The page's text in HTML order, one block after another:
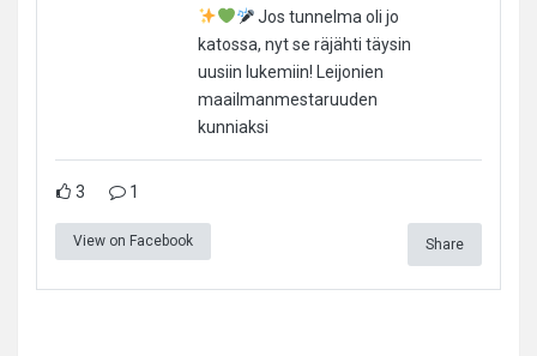
Jos tunnelma oli jo
katossa, nyt se räjähti täysin
uusiin lukemiin! Leijonien
maailmanmestaruuden
kunniaksi
3 1
View on Facebook Share